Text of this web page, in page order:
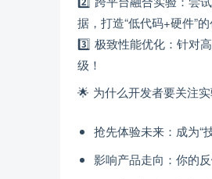
据，打造“低代码+硬件”的
3️⃣ 极致性能优化：针对
级！
🌟 为什么开发者要关注实
抢先体验未来：成为“
影响产品走向：你的